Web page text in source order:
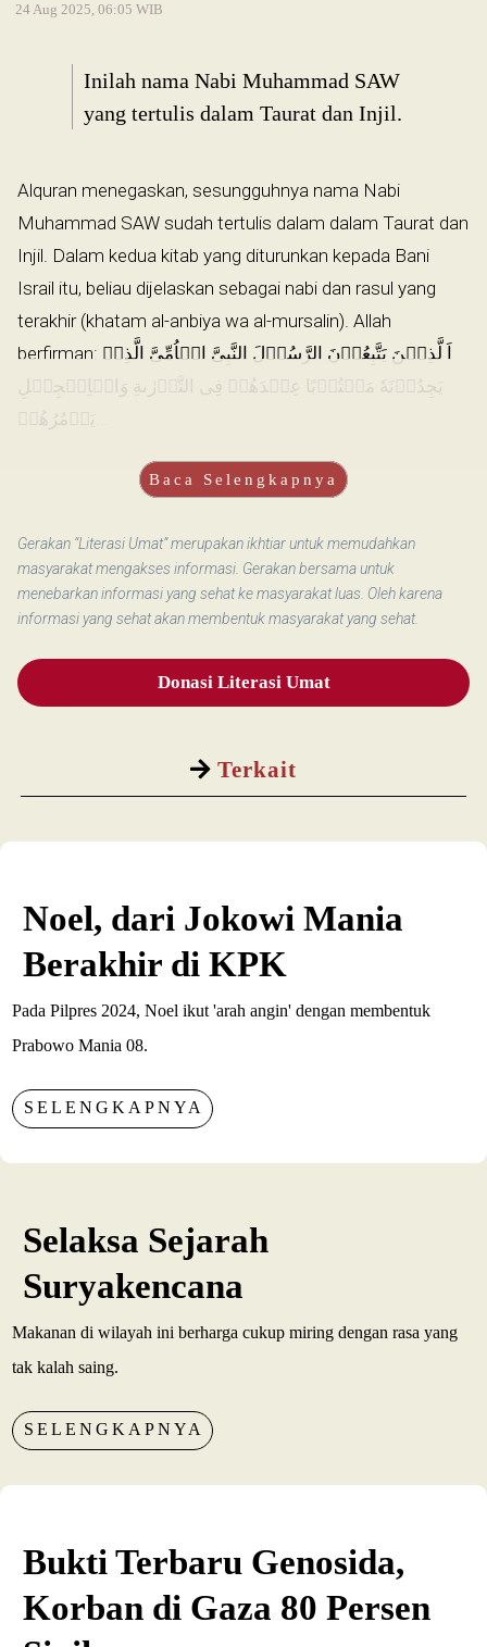
Terkait
24 Aug 2025, 06:05 WIB
Inilah nama Nabi Muhammad SAW
yang tertulis dalam Taurat dan Injil.
Alquran menegaskan, sesungguhnya nama Nabi
Muhammad SAW sudah tertulis dalam dalam Taurat dan
Injil. Dalam kedua kitab yang diturunkan kepada Bani
Israil itu, beliau dijelaskan sebagai nabi dan rasul yang
terakhir (khatam al-anbiya wa al-mursalin). Allah
berfirman: اَ لَّذِيۡنَ يَتَّبِعُوۡنَ الرَّسُوۡلَ النَّبِىَّ الۡاُمِّىَّ الَّذِىۡ
يَجِدُوۡنَهٗ مَكۡتُوۡبًا عِنۡدَهُمۡ فِى التَّوۡرٰٮةِ وَالۡاِنۡجِيۡلِ
Baca Selengkapnya
Gerakan “Literasi Umat” merupakan ikhtiar untuk memudahkan
masyarakat mengakses informasi. Gerakan bersama untuk
menebarkan informasi yang sehat ke masyarakat luas. Oleh karena
informasi yang sehat akan membentuk masyarakat yang sehat.
Donasi Literasi Umat
Noel, dari Jokowi Mania
Berakhir di KPK
Pada Pilpres 2024, Noel ikut 'arah angin' dengan membentuk
Prabowo Mania 08.
SELENGKAPNYA
Selaksa Sejarah
Suryakencana
Makanan di wilayah ini berharga cukup miring dengan rasa yang
tak kalah saing.
SELENGKAPNYA
Bukti Terbaru Genosida,
Korban di Gaza 80 Persen